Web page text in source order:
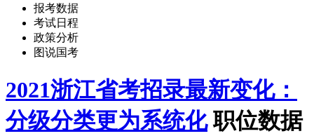
报考数据
考试日程
政策分析
图说国考
2021浙江省考招录最新变化：
分级分类更为系统化 职位数据